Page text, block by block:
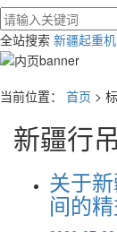
全站搜索 新疆起重机
当前位置： 首页 >
新疆行
关于
间的精